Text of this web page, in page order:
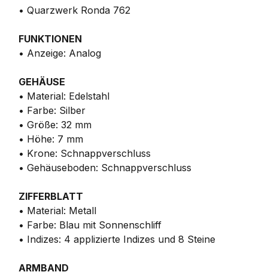
• Quarzwerk Ronda 762
FUNKTIONEN
• Anzeige: Analog
GEHÄUSE
• Material: Edelstahl
• Farbe: Silber
• Größe: 32 mm
• Höhe: 7 mm
• Krone: Schnappverschluss
• Gehäuseboden: Schnappverschluss
ZIFFERBLATT
• Material: Metall
• Farbe: Blau mit Sonnenschliff
• Indizes: 4 applizierte Indizes und 8 Steine
ARMBAND